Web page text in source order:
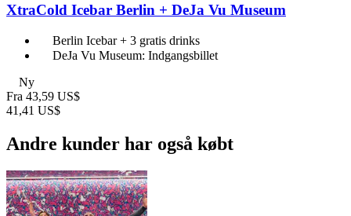
XtraCold Icebar Berlin + DeJa Vu Museum
Berlin Icebar + 3 gratis drinks
DeJa Vu Museum: Indgangsbillet
Ny
Fra 43,59 US$
41,41 US$
Andre kunder har også købt